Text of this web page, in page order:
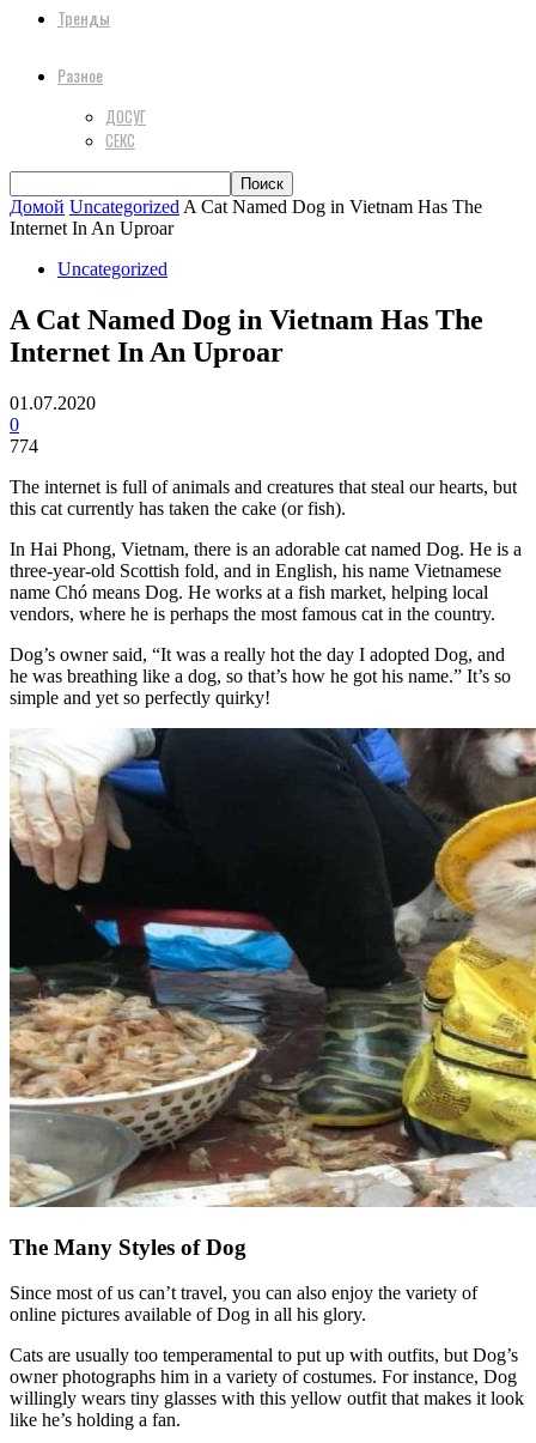
Тренды
Разное
ДОСУГ
СЕКС
Домой Uncategorized A Cat Named Dog in Vietnam Has The
Internet In An Uproar
Uncategorized
A Cat Named Dog in Vietnam Has The
Internet In An Uproar
01.07.2020
0
774
The internet is full of animals and creatures that steal our hearts, but
this cat currently has taken the cake (or fish).
In Hai Phong, Vietnam, there is an adorable cat named Dog. He is a
three-year-old Scottish fold, and in English, his name Vietnamese
name Chó means Dog. He works at a fish market, helping local
vendors, where he is perhaps the most famous cat in the country.
Dog’s owner said, “It was a really hot the day I adopted Dog, and
he was breathing like a dog, so that’s how he got his name.” It’s so
simple and yet so perfectly quirky!
The Many Styles of Dog
Since most of us can’t travel, you can also enjoy the variety of
online pictures available of Dog in all his glory.
Cats are usually too temperamental to put up with outfits, but Dog’s
owner photographs him in a variety of costumes. For instance, Dog
willingly wears tiny glasses with this yellow outfit that makes it look
like he’s holding a fan.